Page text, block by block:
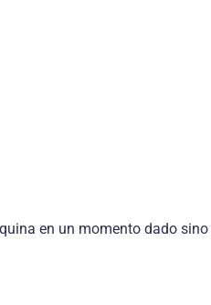
en un momento dado sino